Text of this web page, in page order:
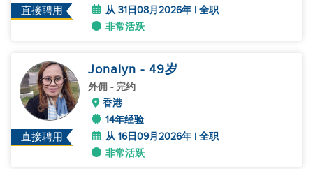
直接聘用
从 31日08月2026年 | 全职
非常活跃
直接聘用
Jonalyn - 49岁
外佣 - 完约
香港
14年经验
从 16日09月2026年 | 全职
非常活跃